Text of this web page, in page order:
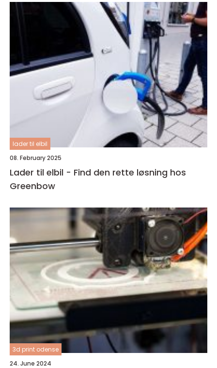
lader til elbil
08. February 2025
Lader til elbil - Find den rette løsning hos
Greenbow
3d print odense
24. June 2024